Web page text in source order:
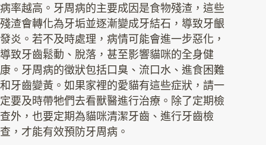
病率越高。牙周病的主要成因是食物殘渣，這些
殘渣會轉化為牙垢並逐漸變成牙結石，導致牙齦
發炎。若不及時處理，病情可能會進一步惡化，
導致牙齒鬆動、脫落，甚至影響貓咪的全身健
康。牙周病的徵狀包括口臭、流口水、進食困難
和牙齒變黃。如果家裡的愛貓有這些症狀，請一
定要及時帶牠們去看獸醫進行治療。除了定期檢
查外，也要定期為貓咪清潔牙齒、進行牙齒檢
查，才能有效預防牙周病。